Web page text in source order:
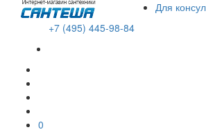
Для
+7 (495) 445-98-84
0